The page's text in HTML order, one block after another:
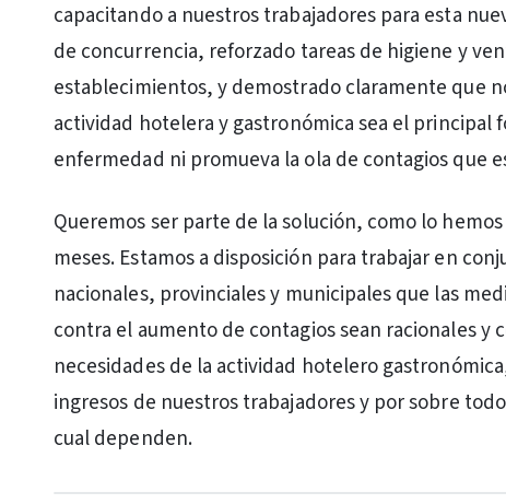
capacitando a nuestros trabajadores para esta
de concurrencia, reforzado tareas de higiene y
establecimientos, y demostrado claramente que
actividad hotelera y gastronómica sea el principal
enfermedad ni promueva la ola de contagios que
Queremos ser parte de la solución, como lo
meses. Estamos a disposición para trabajar en
nacionales, provinciales y municipales que las
contra el aumento de contagios sean racionales y
necesidades de la actividad hotelero
ingresos de nuestros trabajadores y por sobre
cual dependen.